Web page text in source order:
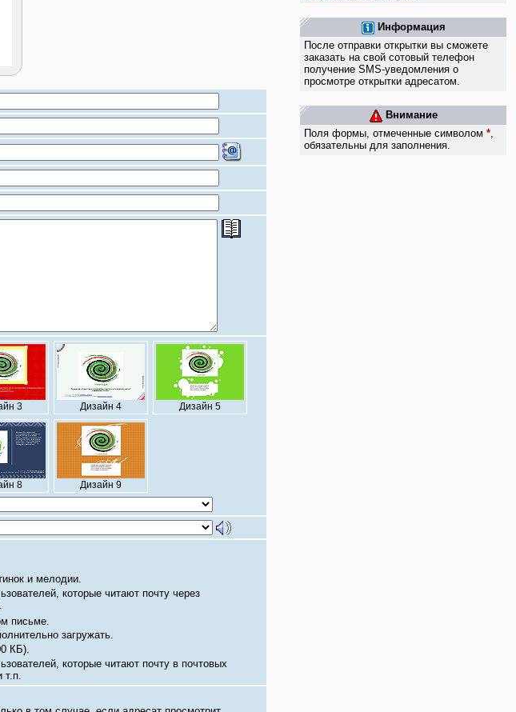
3 Дизайн 4 Дизайн 5
8 Дизайн 9
и мелодии.
которые читают почту через
письме.
загружать.
КБ).
которые читают почту в почтовых
т.п.
Информация
После отправки открытки вы сможете
заказать на свой сотовый телефон
получение SMS-уведомления о
просмотре открытки адресатом.
Внимание
Поля формы, отмеченные символом*,
обязательны для заполнения.